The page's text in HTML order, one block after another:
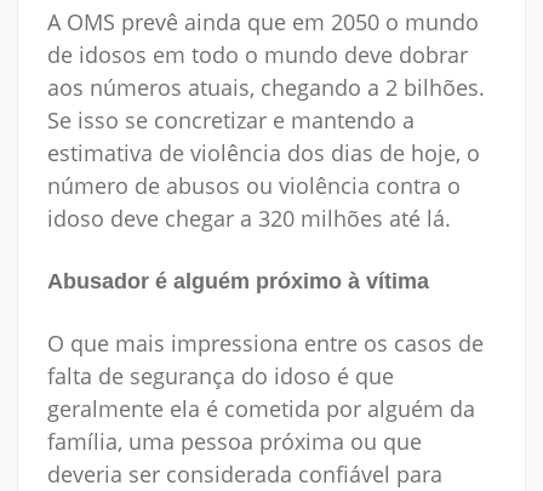
A OMS prevê ainda que em 2050 o mundo
de idosos em todo o mundo deve dobrar
aos números atuais, chegando a 2 bilhões.
Se isso se concretizar e mantendo a
estimativa de violência dos dias de hoje, o
número de abusos ou violência contra o
idoso deve chegar a 320 milhões até lá.
Abusador é alguém próximo à vítima
O que mais impressiona entre os casos de
falta de segurança do idoso é que
geralmente ela é cometida por alguém da
família, uma pessoa próxima ou que
deveria ser considerada confiável para